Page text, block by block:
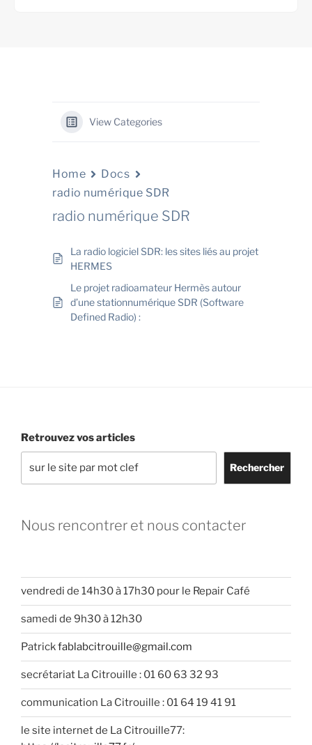
View Categories
Home
Docs
radio numérique SDR
radio numérique SDR
La radio logiciel SDR: les sites liés au projet
HERMES
Le projet radioamateur Hermès autour
d’une stationnumérique SDR (Software
Defined Radio) :
Retrouvez vos articles
Rechercher
Nous rencontrer et nous contacter
vendredi de 14h30 à 17h30 pour le Repair Café
samedi de 9h30 à 12h30
Patrickfablabcitrouille@gmail.com
secrétariat La Citrouille : 01 60 63 32 93
communication La Citrouille : 01 64 19 41 91
le site internet de La Citrouille77: